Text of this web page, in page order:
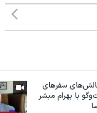
سفرهای
با بهرام مبشر